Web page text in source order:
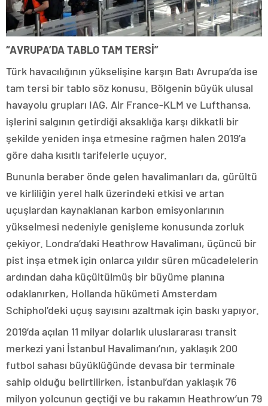
“AVRUPA’DA TABLO TAM TERSİ”
Türk havacılığının yükselişine karşın Batı Avrupa’da ise
tam tersi bir tablo söz konusu. Bölgenin büyük ulusal
havayolu grupları IAG, Air France-KLM ve Lufthansa,
işlerini salgının getirdiği aksaklığa karşı dikkatli bir
şekilde yeniden inşa etmesine rağmen halen 2019’a
göre daha kısıtlı tarifelerle uçuyor.
Bununla beraber önde gelen havalimanları da, gürültü
ve kirliliğin yerel halk üzerindeki etkisi ve artan
uçuşlardan kaynaklanan karbon emisyonlarının
yükselmesi nedeniyle genişleme konusunda zorluk
çekiyor. Londra’daki Heathrow Havalimanı, üçüncü bir
pist inşa etmek için onlarca yıldır süren mücadelelerin
ardından daha küçültülmüş bir büyüme planına
odaklanırken, Hollanda hükümeti Amsterdam
Schiphol’deki uçuş sayısını azaltmak için baskı yapıyor.
2019’da açılan 11 milyar dolarlık uluslararası transit
merkezi yani İstanbul Havalimanı’nın, yaklaşık 200
futbol sahası büyüklüğünde devasa bir terminale
sahip olduğu belirtilirken, İstanbul’dan yaklaşık 76
milyon yolcunun geçtiği ve bu rakamın Heathrow’un 79